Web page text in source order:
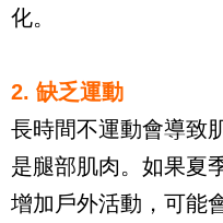
化。
2. 缺乏運動
長時間不運動會導致
是腿部肌肉。如果夏
增加戶外活動，可能